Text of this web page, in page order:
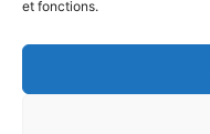
et fonctions.